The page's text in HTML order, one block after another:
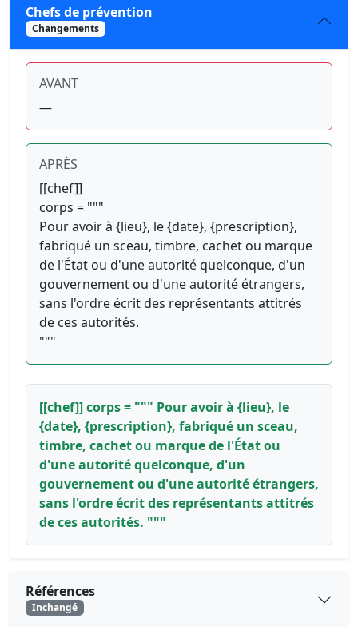
Chefs de prévention
Changements
AVANT
—
APRÈS
[[chef]]
corps = """
Pour avoir à {lieu}, le {date}, {prescription},
fabriqué un sceau, timbre, cachet ou marque
de l'État ou d'une autorité quelconque, d'un
gouvernement ou d'une autorité étrangers,
sans l'ordre écrit des représentants attitrés
de ces autorités.
"""
[[chef]] corps = """ Pour avoir à {lieu}, le
{date}, {prescription}, fabriqué un sceau,
timbre, cachet ou marque de l'État ou
d'une autorité quelconque, d'un
gouvernement ou d'une autorité étrangers,
sans l'ordre écrit des représentants attitrés
de ces autorités. """
Références
Inchangé